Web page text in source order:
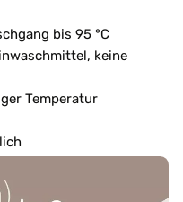
bis 95 °C
keine
Temperatur